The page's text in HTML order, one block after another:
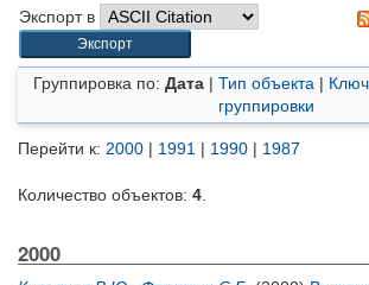
Экспорт в
Группировка по: Дата| Тип объекта |
группировки
Перейти к: 2000 | 1991 | 1990 | 1987
Количество объектов: 4
2000